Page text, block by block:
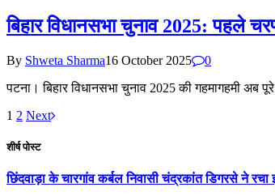
बिहार विधानसभा चुनाव 2025: पहले
By Shweta Sharma16 October 2025
0
पटना। बिहार विधानसभा चुनाव 2025 की गहमागहमी अब
1 2 Next
शीर्ष पोस्ट
छिंदवाड़ा के चारगांव कर्बल निवासी चंद्रकांत डिगरसे ने